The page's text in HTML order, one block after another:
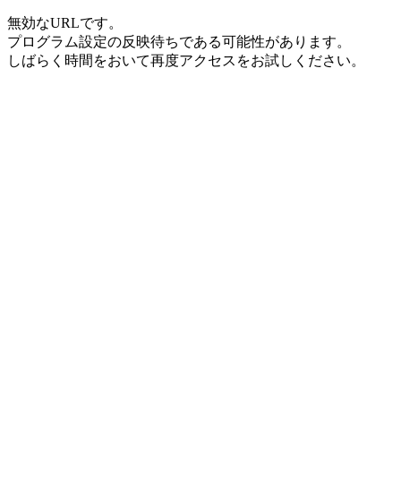
無効なURLです。
プログラム設定の反映待ちである可能性があります。
しばらく時間をおいて再度アクセスをお試しください。